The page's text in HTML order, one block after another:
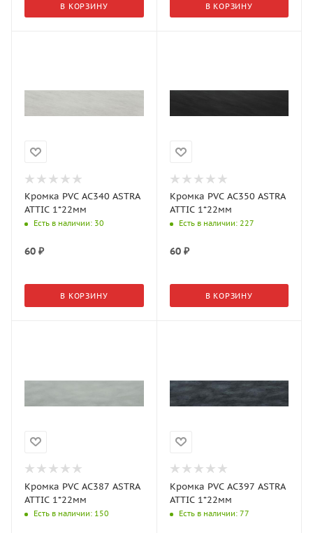
В КОРЗИНУ В КОРЗИНУ
Кромка PVC AC340 ASTRA
ATTIC 1*22мм
Есть в наличии: 30
60 ₽
В КОРЗИНУ
Кромка PVC AC350 ASTRA
ATTIC 1*22мм
Есть в наличии: 227
60₽
В КОРЗИНУ
Кромка PVC AC387 ASTRA
ATTIC 1*22мм
Есть в наличии: 150
Кромка PVC AC397 ASTRA
ATTIC 1*22мм
Есть в наличии: 77